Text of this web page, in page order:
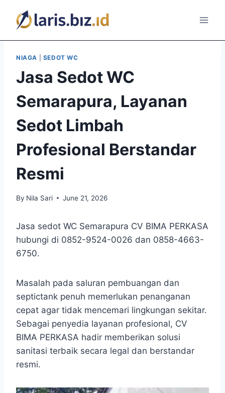
content
NIAGA SEDOT WC
Jasa Sedot WC
Semarapura, Layanan
Sedot Limbah
Profesional Berstandar
Resmi
By Nila Sari June 21, 2026
Jasa sedot WC Semarapura CV BIMA PERKASA
hubungi di 0852-9524-0026 dan 0858-4663-
6750.
Masalah pada saluran pembuangan dan
septictank penuh memerlukan penanganan
cepat agar tidak mencemari lingkungan sekitar.
Sebagai penyedia layanan profesional, CV
BIMA PERKASA hadir memberikan solusi
sanitasi terbaik secara legal dan berstandar
resmi.